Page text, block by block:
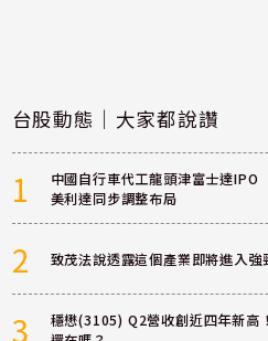
台股動態｜大家都說讚
1
中國自行車代工龍頭津富士達
美利達同步調整布局
2 致茂法說透露這個產業即將進入強
3
穩懋(3105) Q2營收創近四年新高